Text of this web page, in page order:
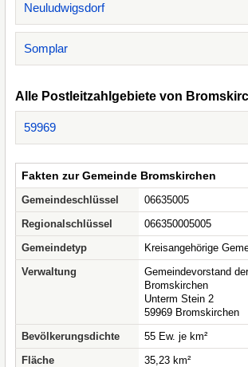
Neuludwigsdorf
Somplar
Alle Postleitzahlgebiete von
59969
Fakten zur Gemeinde Bromskirchen
Gemeindeschlüssel
06635005
Regionalschlüssel
066350005005
Gemeindetyp
Kreisangehörige
Verwaltung
Gemeindevorstand
Bromskirchen
Unterm Stein 2
59969 Bromskirchen
Bevölkerungsdichte
55 Ew. je km²
Fläche
35,23 km²